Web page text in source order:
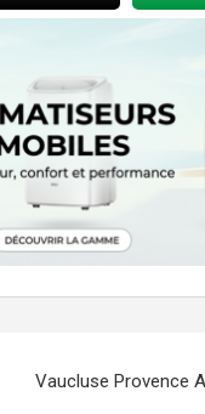
Vaucluse Provence